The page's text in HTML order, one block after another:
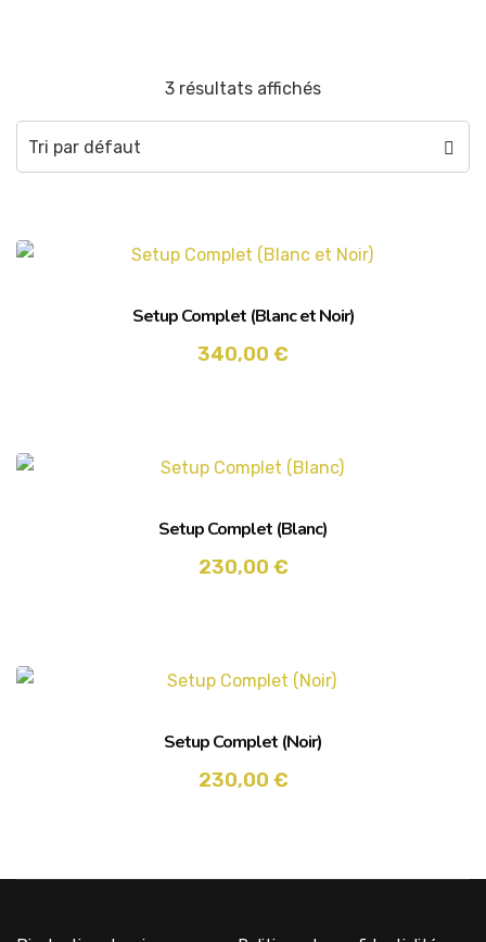
3 résultats affichés
Setup Complet (Blanc et Noir)
340,00 €
Setup Complet (Blanc)
230,00 €
Setup Complet (Noir)
230,00 €